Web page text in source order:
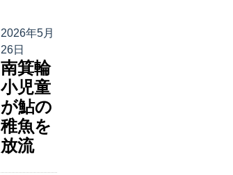
2026年5月
26日
南箕輪
小児童
が鮎の
稚魚を
放流